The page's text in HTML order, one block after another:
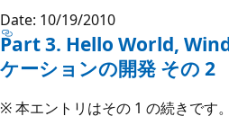
Date: 10/19/2010
Part 3. Hello World,
ケーションの開発 その 2
※ 本エントリはその 1 の続きです